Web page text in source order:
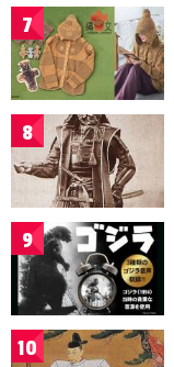
7
8
9
10